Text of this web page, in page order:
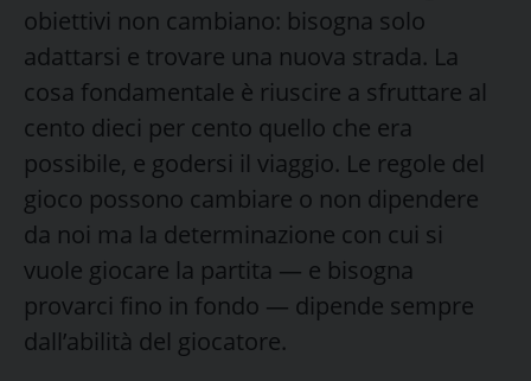
obiettivi non cambiano: bisogna solo
adattarsi e trovare una nuova strada. La
cosa fondamentale è riuscire a sfruttare al
cento dieci per cento quello che era
possibile, e godersi il viaggio. Le regole del
gioco possono cambiare o non dipendere
da noi ma la determinazione con cui si
vuole giocare la partita — e bisogna
provarci fino in fondo — dipende sempre
dall’abilità del giocatore.